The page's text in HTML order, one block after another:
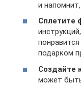
и
Сплетите
подарком
Создайте
может